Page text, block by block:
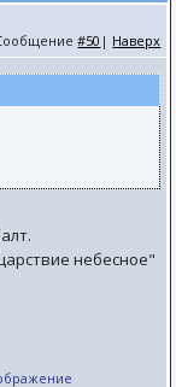
#50 | Наверх
небесное"